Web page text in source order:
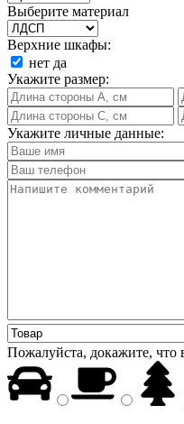
Выберите материал
Верхние шкафы:
нет да
Укажите размер:
Укажите личные данные:
Пожалуйста, докажите, что